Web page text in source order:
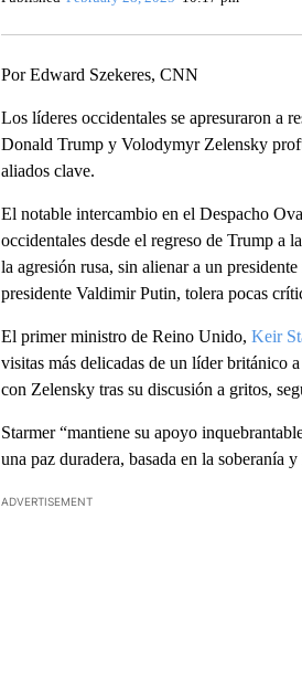
Por Edward Szekeres, CNN
Los líderes occidentales se apresuraron a
Donald Trump y Volodymyr Zelensky
aliados clave.
El notable intercambio en el Despacho
occidentales desde el regreso de Trump a
la agresión rusa, sin alienar a un
presidente Valdimir Putin, tolera pocas
El primer ministro de Reino Unido, Keir
visitas más delicadas de un líder británico
con Zelensky tras su discusión a gritos,
Starmer “mantiene su apoyo
una paz duradera, basada en la soberanía
ADVERTISEMENT